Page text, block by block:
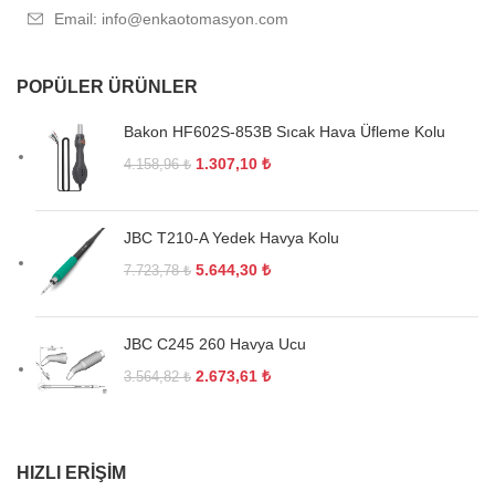
Email: info@enkaotomasyon.com
POPÜLER ÜRÜNLER
Bakon HF602S-853B Sıcak Hava Üfleme Kolu
4.158,96₺ 1.307,10 ₺
JBC T210-A Yedek Havya Kolu
7.723,78₺ 5.644,30 ₺
JBC C245 260 Havya Ucu
3.564,82₺ 2.673,61 ₺
HIZLI ERIŞIM